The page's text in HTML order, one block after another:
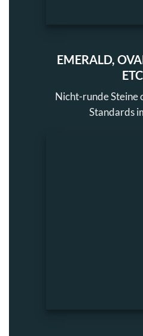
EMERALD,
Nicht-runde Steine
Standards